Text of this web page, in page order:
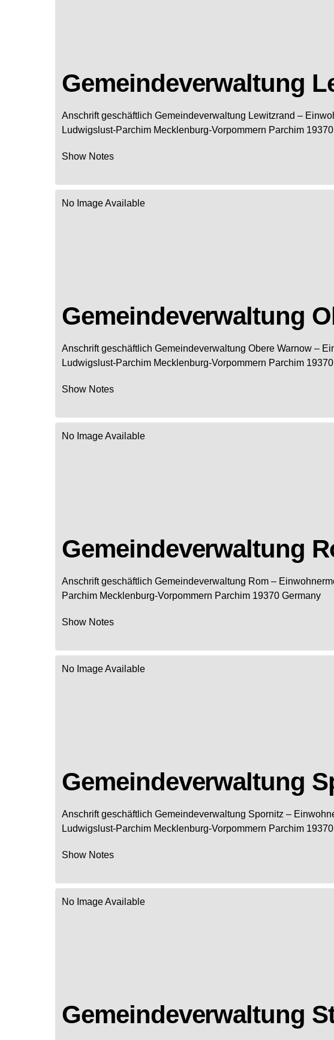
Gemeindeverwaltung
Anschrift geschäftlich Gemeindeverwaltung Lewitzrand –
Ludwigslust-Parchim Mecklenburg-Vorpommern Parchim 19370
Show Notes
No Image Available
Gemeindeverwaltung
Anschrift geschäftlich Gemeindeverwaltung Obere Warnow –
Ludwigslust-Parchim Mecklenburg-Vorpommern Parchim 19370
Show Notes
No Image Available
Gemeindeverwaltung
Anschrift geschäftlich Gemeindeverwaltung Rom –
Parchim Mecklenburg-Vorpommern Parchim 19370 Germany
Show Notes
No Image Available
Gemeindeverwaltung
Anschrift geschäftlich Gemeindeverwaltung Spornitz –
Ludwigslust-Parchim Mecklenburg-Vorpommern Parchim 19370
Show Notes
No Image Available
Gemeindeverwaltung